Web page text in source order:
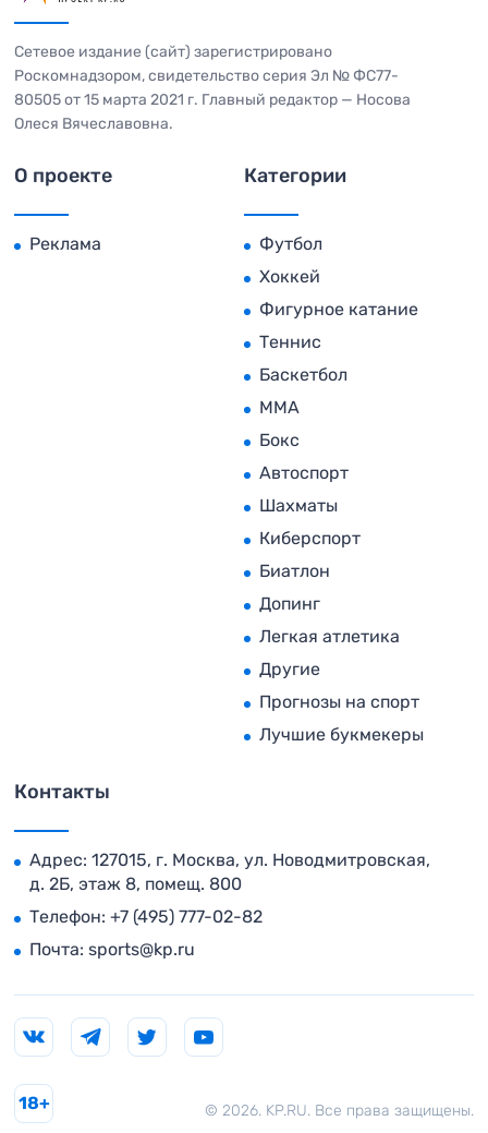
Сетевое издание (сайт) зарегистрировано
Роскомнадзором, свидетельство серия Эл № ФС77-
80505 от 15 марта 2021 г. Главный редактор — Носова
Олеся Вячеславовна.
О проекте
Реклама
Категории
Футбол
Хоккей
Фигурное катание
Теннис
Баскетбол
MMA
Бокс
Автоспорт
Шахматы
Киберспорт
Биатлон
Допинг
Легкая атлетика
Другие
Прогнозы на спорт
Лучшие букмекеры
Контакты
Адрес: 127015, г. Москва, ул. Новодмитровская,
д. 2Б, этаж 8, помещ. 800
Телефон: +7 (495) 777-02-82
Почта: sports@kp.ru
© 2026. KP.RU. Все права защищены.
18+